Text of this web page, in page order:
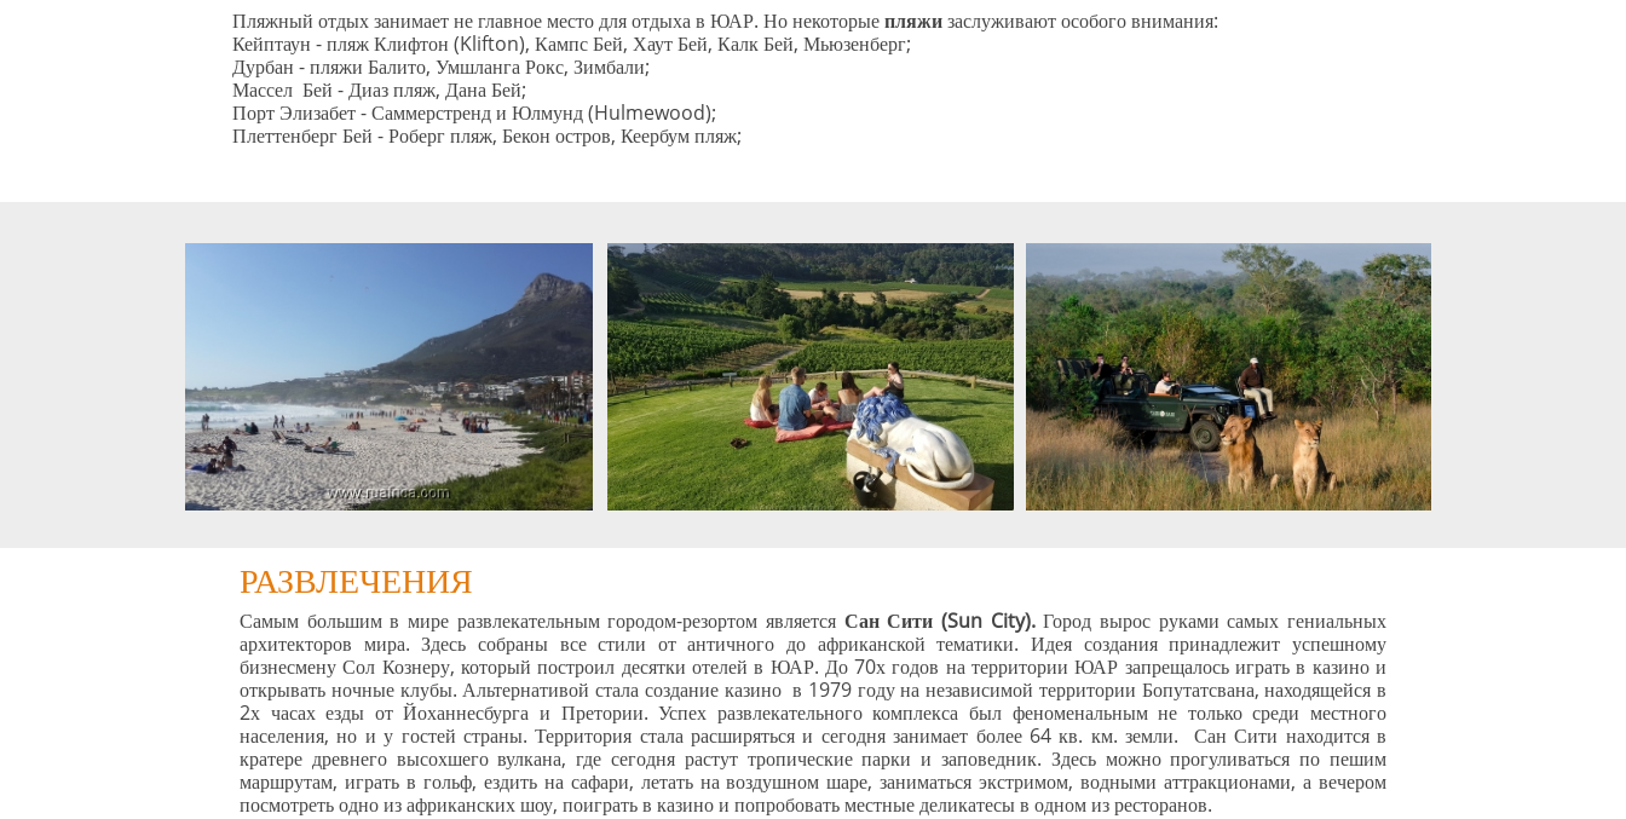
Пляжный отдых занимает не главное место для отдыха в ЮАР. Но некоторыепляжизаслуживают особого внимания:
Кейптаун - пляж Клифтон (Klifton), Кампс Бей, Хаут Бей, Калк Бей, Мьюзенберг;
Дурбан - пляжи Балито, Умшланга Рокс, Зимбали;
Массел Бей - Диаз пляж, Дана Бей;
Порт Элизабет - Саммерстренд и Юлмунд (Hulmewood);
Плеттенберг Бей - Роберг пляж, Бекон остров, Кеербум пляж;
Самым большим в мире развлекательным городом-резортом является Сан Сити (Sun City).Город вырос руками самых гениальных
архитекторов мира. Здесь собраны все стили от античного до африканской тематики. Идея создания принадлежит успешному
бизнесмену Сол Кознеру, который построил десятки отелей в ЮАР. До 70х годов на территории ЮАР запрещалось играть в казино и
открывать ночные клубы. Альтернативой стала создание казино в 1979 году на независимой территории Бопутатсвана, находящейся в
2х часах езды от Йоханнесбурга и Претории. Успех развлекательного комплекса был феноменальным не только среди местного
населения, но и у гостей страны. Территория стала расширяться и сегодня занимает более 64 кв. км. земли. Сан Сити находится в
кратере древнего высохшего вулкана, где сегодня растут тропические парки и заповедник. Здесь можно прогуливаться по пешим
маршрутам, играть в гольф, ездить на сафари, летать на воздушном шаре, заниматься экстримом, водными аттракционами, а вечером
посмотреть одно из африканских шоу, поиграть в казино и попробовать местные деликатесы в одном из ресторанов.
РАЗВЛЕЧЕНИЯ